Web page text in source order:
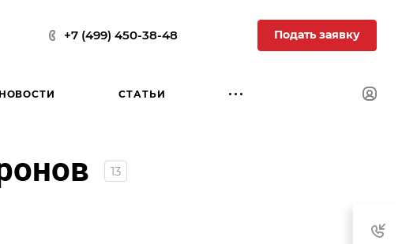
+7 (499) 450-38-48 Подать заявку
НОВОСТИ СТАТЬИ
13